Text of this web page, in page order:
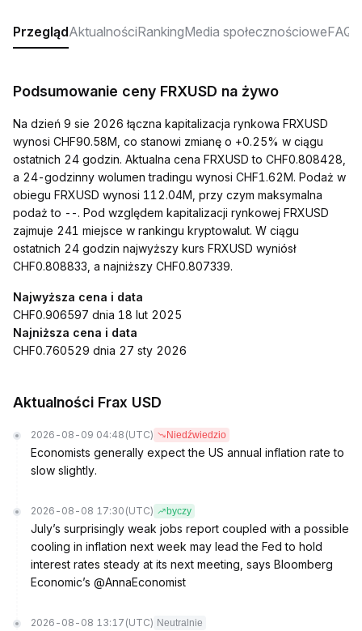
PrzeglądAktualnościRankingMedia społecznościoweFAQ
Podsumowanie ceny FRXUSD na żywo
Na dzień 9 sie 2026 łączna kapitalizacja rynkowa FRXUSD
wynosi CHF90.58M, co stanowi zmianę o +0.25% w ciągu
ostatnich 24 godzin. Aktualna cena FRXUSD to CHF0.808428,
a 24-godzinny wolumen tradingu wynosi CHF1.62M. Podaż w
obiegu FRXUSD wynosi 112.04M, przy czym maksymalna
podaż to --. Pod względem kapitalizacji rynkowej FRXUSD
zajmuje 241 miejsce w rankingu kryptowalut. W ciągu
ostatnich 24 godzin najwyższy kurs FRXUSD wyniósł
CHF0.808833, a najniższy CHF0.807339.
Najwyższa cena i data
CHF0.906597 dnia 18 lut 2025
Najniższa cena i data
CHF0.760529 dnia 27 sty 2026
Aktualności Frax USD
2026-08-09 04:48 (UTC) Niedźwiedzio
Economists generally expect the US annual inflation rate to
slow slightly.
2026-08-08 17:30 (UTC) byczy
July’s surprisingly weak jobs report coupled with a possible
cooling in inflation next week may lead the Fed to hold
interest rates steady at its next meeting, says Bloomberg
Economic’s @AnnaEconomist
2026-08-08 13:17 (UTC) Neutralnie